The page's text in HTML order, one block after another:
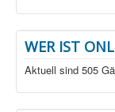
WER IST
Aktuell sind 505